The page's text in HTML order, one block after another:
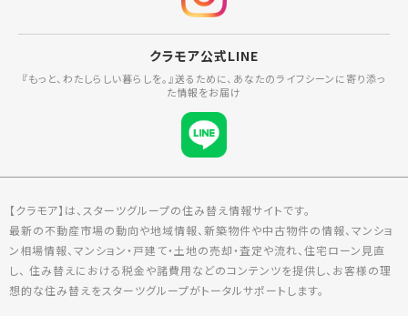
クラモア公式LINE
『もっと、わたしらしい暮らしを。』送るために、あなたのライフシーンに寄り添っ
た情報をお届け
【クラモア】は、スターツグループの住み替え情報サイトです。
最新の不動産市場の動向や地域情報、新築物件や中古物件の情報、マンショ
ン相場情報、マンション・戸建て・土地の売却・査定や流れ、住宅ローン見直
し、 住み替えにおける税金や諸費用などのコンテンツを提供し、お客様の理
想的な住み替えをスターツグループがトータルサポートします。